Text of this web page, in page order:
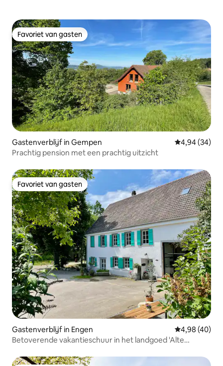
Favoriet van gasten
Favoriet van gasten
Gastenverblijf in Gempen Gemiddelde
4,94 (34)
Prachtig pension met een prachtig uitzicht
Favoriet van gasten
Favoriet van gasten
Gastenverblijf in Engen Gemiddelde
4,98 (40)
Betoverende vakantieschuur in het landgoed 'Alte